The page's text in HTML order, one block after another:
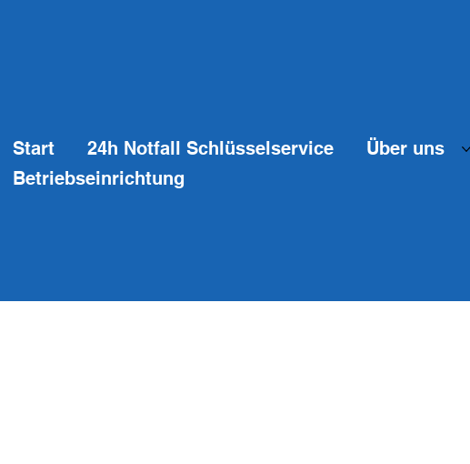
Start 24h Notfall Schlüsselservice Über uns
Betriebseinrichtung